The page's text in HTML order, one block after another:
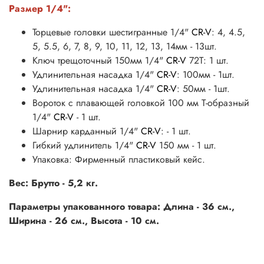
Размер 1/4":
Торцевые головки шестигранные 1/4" CR-V: 4, 4.5,
5, 5.5, 6, 7, 8, 9, 10, 11, 12, 13, 14мм - 13шт.
Ключ трещоточный 150мм 1/4" CR-V 72Т: 1 шт.
Удлинительная насадка 1/4" CR-V: 100мм - 1шт.
Удлинительная насадка 1/4" CR-V: 50мм - 1шт.
Вороток с плавающей головкой 100 мм Т-образный
1/4" CR-V - 1 шт.
Шарнир карданный 1/4" CR-V: - 1 шт.
Гибкий удлинитель 1/4" CR-V 150 мм - 1 шт.
Упаковка: Фирменный пластиковый кейс.
Вес: Брутто - 5,2 кг.
Параметры упакованного товара: Длина - 36 см.,
Ширина - 26 см., Высота - 10 см.